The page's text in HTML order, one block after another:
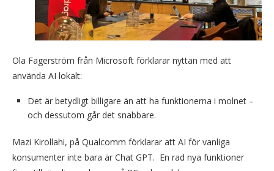
Ola Fagerström från Microsoft förklarar nyttan med att
använda AI lokalt:
Det är betydligt billigare än att ha funktionerna i molnet –
och dessutom går det snabbare.
Mazi Kirollahi, på Qualcomm förklarar att AI för vanliga
konsumenter inte bara är Chat GPT. En rad nya funktioner